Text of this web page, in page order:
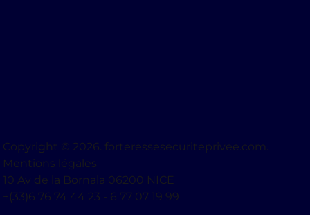
Copyright © 2026. forteressesecuriteprivee.com.
Mentions légales
10 Av de la Bornala 06200 NICE
+(33)6 76 74 44 23 - 6 77 07 19 99